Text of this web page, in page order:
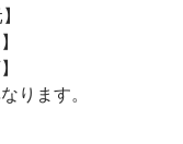
ります。